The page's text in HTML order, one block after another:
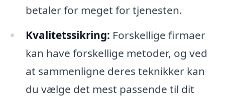
betaler for meget for tjenesten.
Kvalitetssikring: Forskellige firmaer
kan have forskellige metoder, og ved
at sammenligne deres teknikker kan
du vælge det mest passende til dit